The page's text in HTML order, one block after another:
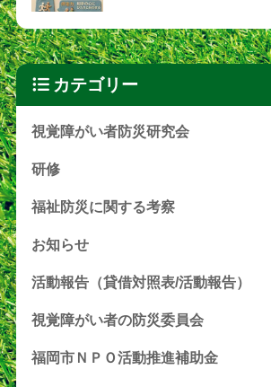
カテゴリー
視覚障がい者防災研究会
研修
福祉防災に関する考察
お知らせ
活動報告（貸借対照表/活動報告）
視覚障がい者の防災委員会
福岡市ＮＰＯ活動推進補助金